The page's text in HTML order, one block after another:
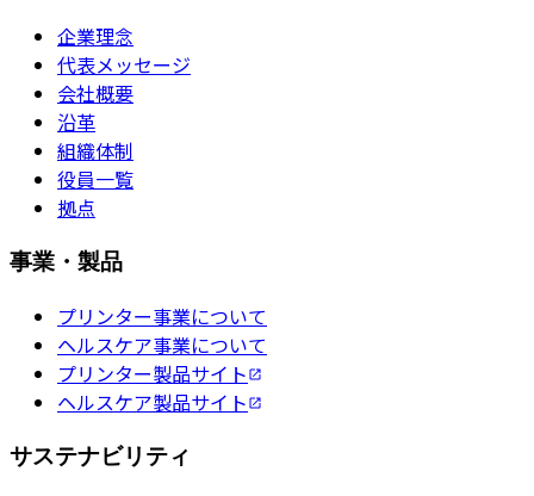
企業理念
代表メッセージ
会社概要
沿革
組織体制
役員一覧
拠点
事業・製品
プリンター事業について
ヘルスケア事業について
プリンター製品サイト
ヘルスケア製品サイト
サステナビリティ